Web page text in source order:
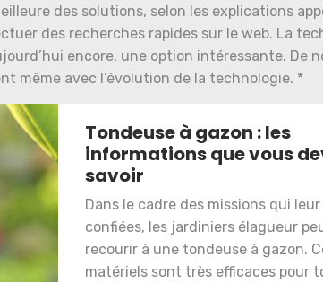
des solutions, selon les explications
des recherches rapides sur le web. La
encore, une option intéressante. De
même avec l’évolution de la technologie. *
Tondeuse à gazon : les
informations que vous
savoir
Dans le cadre des missions qui
confiées, les jardiniers élagueur
recourir à une tondeuse à gazon.
matériels sont très efficaces pour